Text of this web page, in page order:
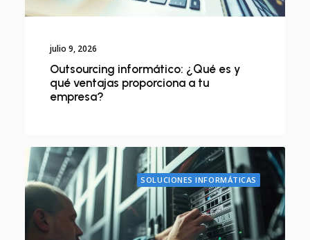
julio 9, 2026
Outsourcing informático: ¿Qué es y
qué ventajas proporciona a tu
empresa?
SOLUCIONES INFORMÁTICAS